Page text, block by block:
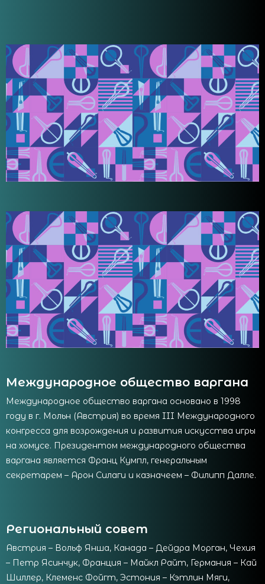
Международное общество варгана
Международное общество варгана основано в 1998
году в г. Мольн (Австрия) во время III Международного
конгресса для возрождения и развития искусства игры
на хомусе. Президентом международного общества
варгана является Франц Кумпл, генеральным
секретарем – Арон Силаги и казначеем – Филипп Далле.
Региональный совет
Австрия – Вольф Янша, Канада – Дейдра Морган, Чехия
– Петр Ясинчук, Франция – Майкл Райт, Германия – Кай
Шиллер, Клеменс Фойгт, Эстония – Кэтлин Мяги,